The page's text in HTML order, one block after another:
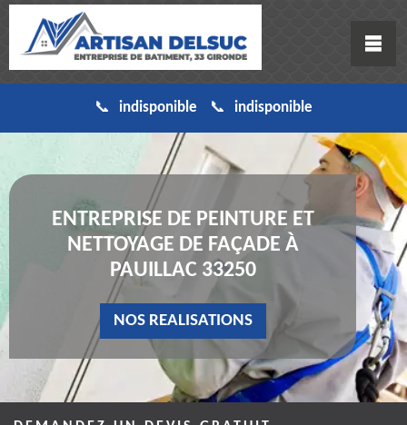
indisponible indisponible
ENTREPRISE DE PEINTURE ET
NETTOYAGE DE FAÇADE À
PAUILLAC 33250
NOS REALISATIONS